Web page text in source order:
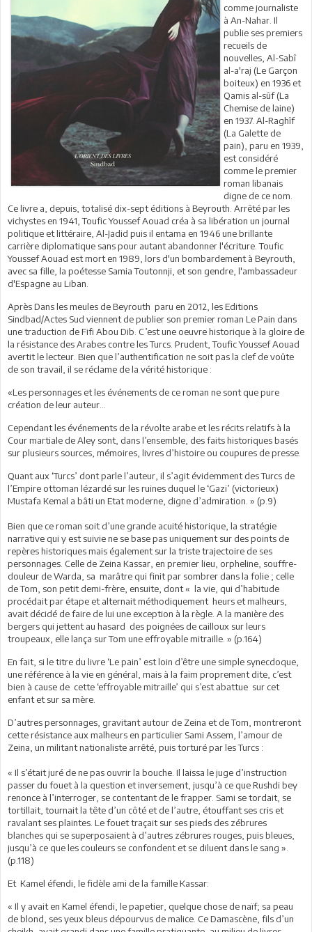
comme journaliste
à An-Nahar. Il
publie ses premiers
recueils de
nouvelles, Al-Sabî
al-a'raj (Le Garçon
boiteux) en 1936 et
Qamis al-sûf (La
Chemise de laine)
en 1937. Al-Raghîf
(La Galette de
pain), paru en 1939,
est considéré
comme le premier
roman libanais
digne de ce nom.
Ce livre a, depuis, totalisé dix-sept éditions à Beyrouth. Arrêté par les
vichystes en 1941, Toufic Youssef Aouad créa à sa libération un journal
politique et littéraire, Al-Jadid puis il entama en 1946 une brillante
carrière diplomatique sans pour autant abandonner l'écriture. Toufic
Youssef Aouad est mort en 1989, lors d'un bombardement à Beyrouth,
avec sa fille, la poétesse Samia Toutonnji, et son gendre, l'ambassadeur
d'Espagne au Liban.
Après Dans les meules de Beyrouth paru en 2012, les Editions
Sindbad/Actes Sud viennent de publier son premier roman Le Pain dans
une traduction de Fifi Abou Dib. C’est une oeuvre historique à la gloire de
la résistance des Arabes contre les Turcs. Prudent, Toufic Youssef Aouad
avertit le lecteur. Bien que l’authentification ne soit pas la clef de voûte
de son travail, il se réclame de la vérité historique :
«Les personnages et les événements de ce roman ne sont que pure
création de leur auteur…
Cependant les événements de la révolte arabe et les récits relatifs à la
Cour martiale de Aley sont, dans l’ensemble, des faits historiques basés
sur plusieurs sources, mémoires, livres d’histoire ou coupures de presse.
Quant aux ‘Turcs’ dont parle l’auteur, il s’agit évidemment des Turcs de
l’Empire ottoman lézardé sur les ruines duquel le ‘Gazi’ (victorieux)
Mustafa Kemal a bâti un Etat moderne, digne d’admiration. » (p.9)
Bien que ce roman soit d’une grande acuité historique, la stratégie
narrative qui y est suivie ne se base pas uniquement sur des points de
repères historiques mais également sur la triste trajectoire de ses
personnages. Celle de Zeina Kassar, en premier lieu, orpheline, souffre-
douleur de Warda, sa marâtre qui finit par sombrer dans la folie ; celle
de Tom, son petit demi-frère, ensuite, dont « la vie, qui d’habitude
procédait par étape et alternait méthodiquement heurs et malheurs,
avait décidé de faire de lui une exception à la règle. A la manière des
bergers qui jettent au hasard des poignées de cailloux sur leurs
troupeaux, elle lança sur Tom une effroyable mitraille. » (p.164)
En fait, si le titre du livre ‘Le pain’ est loin d’être une simple synecdoque,
une référence à la vie en général, mais à la faim proprement dite, c’est
bien à cause de cette ‘effroyable mitraille’ qui s’est abattue sur cet
enfant et sur sa mère.
D’autres personnages, gravitant autour de Zeina et de Tom, montreront
cette résistance aux malheurs en particulier Sami Assem, l’amour de
Zeina, un militant nationaliste arrêté, puis torturé par les Turcs :
« Il s’était juré de ne pas ouvrir la bouche. Il laissa le juge d’instruction
passer du fouet à la question et inversement, jusqu’à ce que Rushdi bey
renonce à l’interroger, se contentant de le frapper. Sami se tordait, se
tortillait, tournait la tête d’un côté et de l’autre, étouffant ses cris et
ravalant ses plaintes. Le fouet traçait sur ses pieds des zébrures
blanches qui se superposaient à d’autres zébrures rouges, puis bleues,
jusqu’à ce que les couleurs se confondent et se diluent dans le sang ».
(p.118)
Et Kamel éfendi, le fidèle ami de la famille Kassar:
« Il y avait en Kamel éfendi, le papetier, quelque chose de naïf; sa peau
de blond, ses yeux bleus dépourvus de malice. Ce Damascène, fils d’un